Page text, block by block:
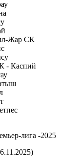
Жар СК
- Каспий
лига -2025